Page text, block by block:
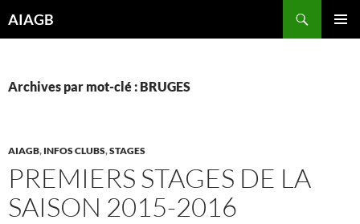
auAIAGB
Archives par mot-clé : BRUGES
AIAGB, INFOS CLUBS,STAGES
PREMIERS STAGES DE LA
SAISON 2015-2016